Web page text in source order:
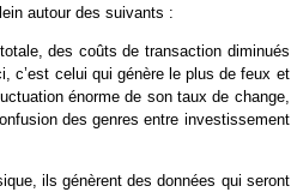
autour des suivants :
des coûts de transaction diminués
c’est celui qui génère le plus de feux et
énorme de son taux de change,
des genres entre investissement
ils génèrent des données qui seront